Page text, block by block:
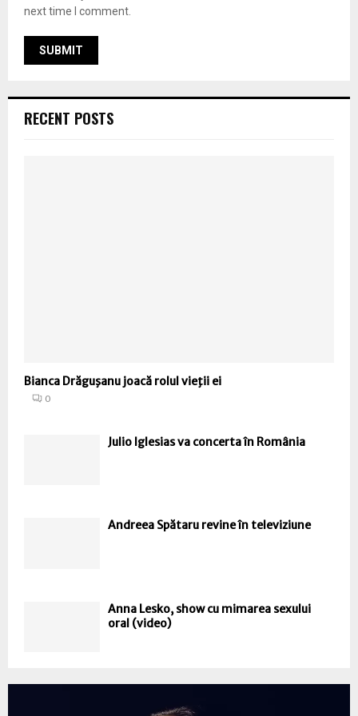
next time I comment.
RECENT POSTS
Bianca Drăguşanu joacă rolul vieţii ei
0
Julio Iglesias va concerta în România
Andreea Spătaru revine în televiziune
Anna Lesko, show cu mimarea sexului
oral (video)